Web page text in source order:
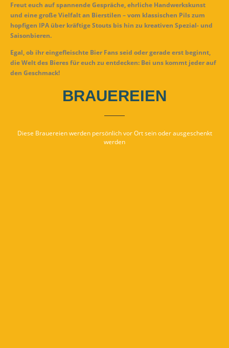
Freut euch auf spannende Gespräche, ehrliche Handwerkskunst
und eine große Vielfalt an Bierstilen – vom klassischen Pils zum
hopfigen IPA über kräftige Stouts bis hin zu kreativen Spezial- und
Saisonbieren.
Egal, ob ihr eingefleischte Bier Fans seid oder gerade erst beginnt,
die Welt des Bieres für euch zu entdecken: Bei uns kommt jeder auf
den Geschmack!
BRAUEREIEN
Diese Brauereien werden persönlich vor Ort sein oder ausgeschenkt
werden